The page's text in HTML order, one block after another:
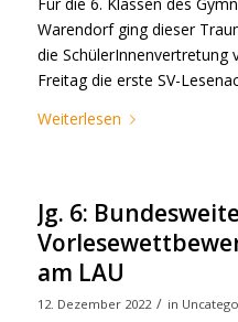
Warendorf ging dieser
die SchülerInnenvertretung
Freitag die erste SV-
Weiterlesen
Jg. 6:
am LAU
12. Dezember 2022 / in